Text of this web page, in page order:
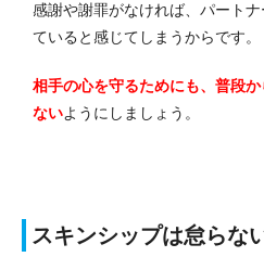
感謝や謝罪がなければ、パート
ていると感じてしまうからです。
相手の心を守るためにも、普段
ないようにしましょう。
スキンシップは怠らな